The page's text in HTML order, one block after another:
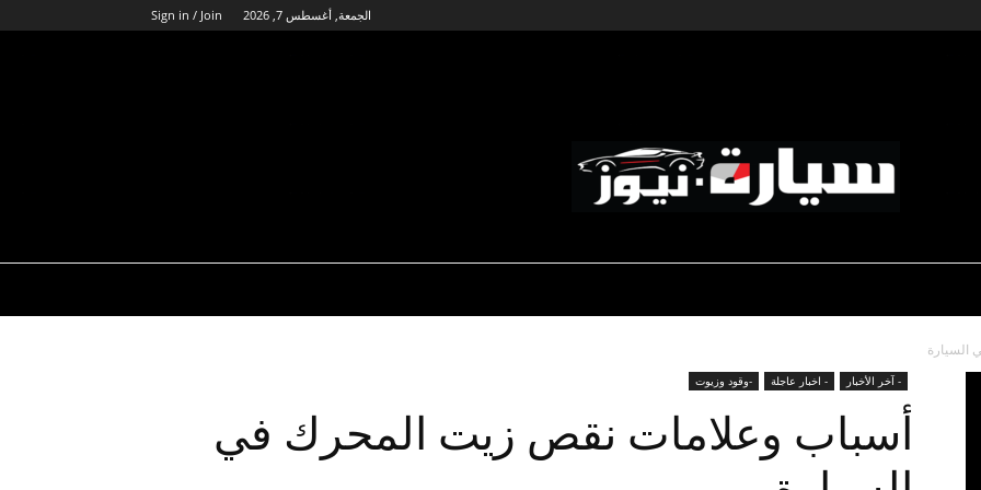
الجمعة, أغسطس 7, 2026 Sign in / Join
السيارة
- آخر الأخبار - اخبار عاجلة -وقود وزيوت
أسباب وعلامات نقص زيت المحرك في